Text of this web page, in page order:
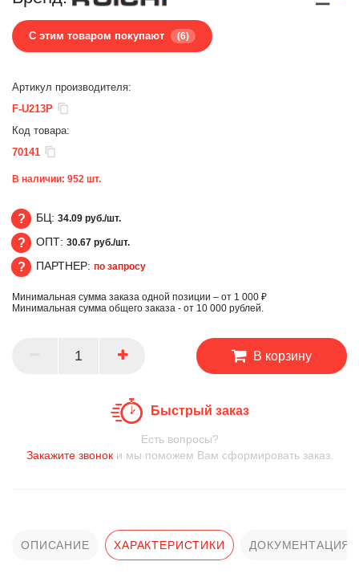
С этим товаром покупают (6)
Артикул производителя:
F-U213P
Код товара:
70141
В наличии: 952 шт.
БЦ
БЦ: 34.09 руб./шт.
ОПТ
ОПТ: 30.67 руб./шт.
ПАРТНЕР
ПАРТНЕР: по запросу
Минимальная сумма заказа одной позиции – от 1 000 ₽
Минимальная сумма общего заказа - от 10 000 рублей.
В корзину
Быстрый заказ
Есть вопросы?
Закажите звоноки мы поможем Вам сформировать заказ.
ОПИСАНИЕ ХАРАКТЕРИСТИКИ ДОКУМЕНТАЦИЯ